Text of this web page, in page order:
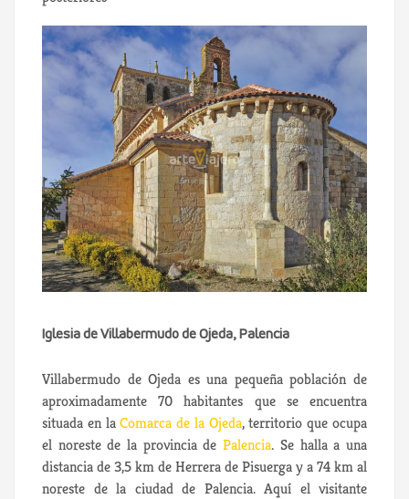
Iglesia de Villabermudo de Ojeda, Palencia
Villabermudo de Ojeda es una pequeña población de
aproximadamente 70 habitantes que se encuentra
situada en laComarca de la Ojeda, territorio que ocupa
el noreste de la provincia dePalencia. Se halla a una
distancia de 3,5 km de Herrera de Pisuerga y a 74 km al
noreste de la ciudad de Palencia. Aquí el visitante